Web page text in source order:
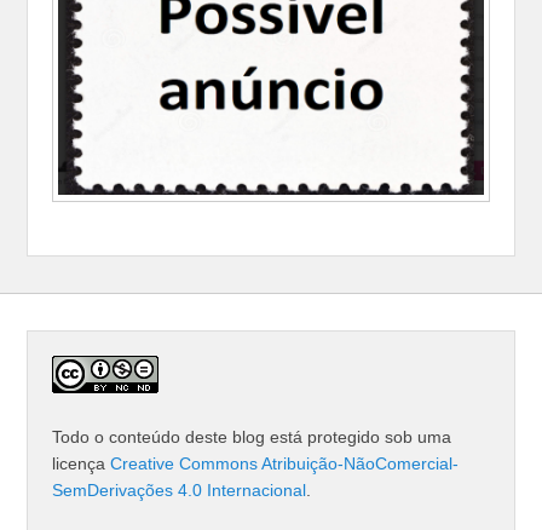
Todo o conteúdo deste blog está protegido sob uma
licençaCreative Commons Atribuição-NãoComercial-
SemDerivações 4.0 Internacional